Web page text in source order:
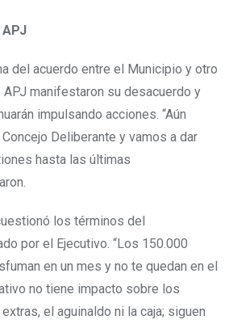
APJ
del acuerdo entre el Municipio y otro
manifestaron su desacuerdo y
impulsando acciones. “Aún
Deliberante y vamos a dar
hasta las últimas
los términos del
por el Ejecutivo. “Los 150.000
en un mes y no te quedan en el
no tiene impacto sobre los
el aguinaldo ni la caja; siguen